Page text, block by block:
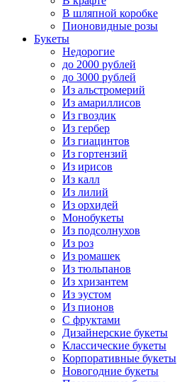
В шляпной коробке
Пионовидные розы
Букеты
Недорогие
до 2000 рублей
до 3000 рублей
Из альстромерий
Из амариллисов
Из гвоздик
Из гербер
Из гиацинтов
Из гортензий
Из ирисов
Из калл
Из лилий
Из орхидей
Монобукеты
Из подсолнухов
Из роз
Из ромашек
Из тюльпанов
Из хризантем
Из эустом
Из пионов
С фруктами
Дизайнерские букеты
Классические букеты
Корпоративные букеты
Новогодние букеты